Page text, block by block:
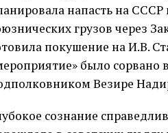
напасть на
грузов через
покушение на И.В.
было сорвано
Везире
сознание